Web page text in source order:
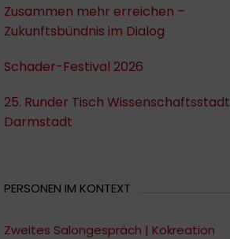
Zusammen mehr erreichen –
Zukunftsbündnis im Dialog
Schader-Festival 2026
25. Runder Tisch Wissenschaftsstadt
Darmstadt
PERSONEN IM KONTEXT
Zweites Salongespräch | Kokreation